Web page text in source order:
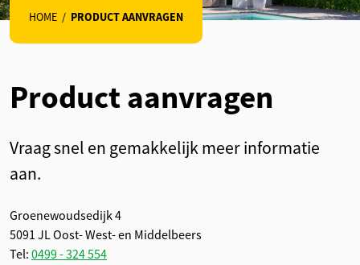
HOME / PRODUCT AANVRAGEN
Product aanvragen
Vraag snel en gemakkelijk meer informatie
aan.
Groenewoudsedijk 4
5091 JL Oost- West- en Middelbeers
Tel: 0499 - 324 554